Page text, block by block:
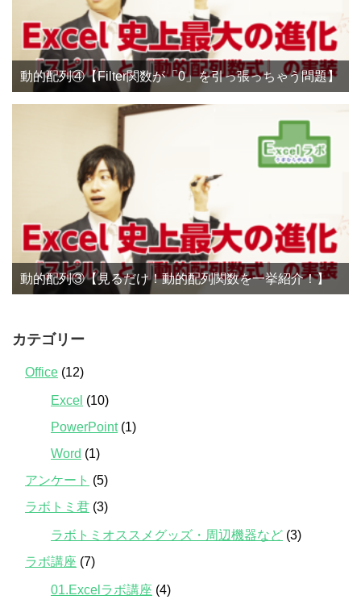
動的配列④【Filter関数が「0」を引っ張っちゃう問題】
動的配列③【見るだけ！動的配列関数を一挙紹介！】
カテゴリー
Office (12)
Excel (10)
PowerPoint(1)
Word (1)
アンケート (5)
ラボトミ君 (3)
ラボトミオススメグッズ・周辺機器など (3)
ラボ講座 (7)
01.Excelラボ講座 (4)